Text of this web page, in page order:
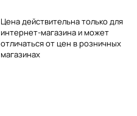
Цена действительна только для
интернет-магазина и может
отличаться от цен в розничных
магазинах